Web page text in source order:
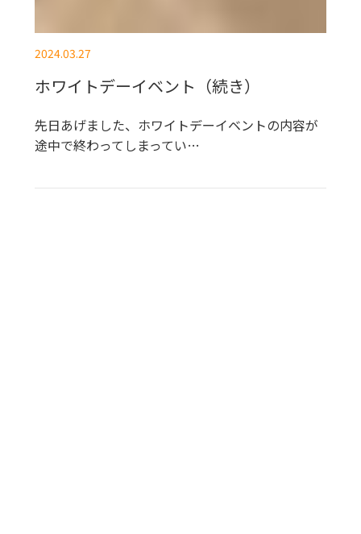
2024.03.27
ホワイトデーイベント（続き）
先日あげました、ホワイトデーイベントの内容が
途中で終わってしまってい…